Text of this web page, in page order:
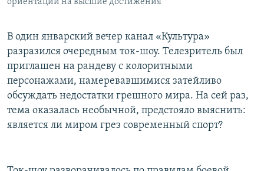
ориентации на высшие достижения"
В один январский вечер канал «Культура»
разразился очередным ток-шоу. Телезритель был
приглашен на рандеву с колоритными
персонажами, намеревавшимися затейливо
обсуждать недостатки грешного мира. На сей раз,
тема оказалась необычной, предстояло выяснить:
является ли миром грез современный спорт?